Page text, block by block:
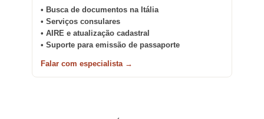
• Busca de documentos na Itália
• Serviços consulares
• AIRE e atualização cadastral
• Suporte para emissão de passaporte
Falar com especialista →